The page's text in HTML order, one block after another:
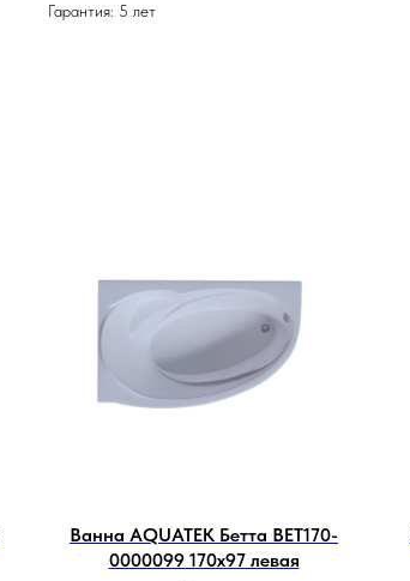
Гарантия: 5 лет
Ванна AQUATEK Бетта BET170-
0000099 170х97 левая